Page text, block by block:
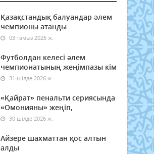
Қазақстандық балуандар әлем
чемпионы атанды
03 тамыз 2026 ж.
Футболдан келесі әлем
чемпионатының жеңімпазы кім
31 шілде 2026 ж.
«Қайрат» пенальти сериясында
«Омонияны» жеңіп,
30 шілде 2026 ж.
Айзере шахматтан қос алтын
алды